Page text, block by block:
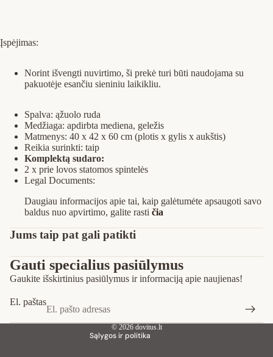
Įspėjimas:
Norint išvengti nuvirtimo, ši prekė turi būti naudojama su
pakuotėje esančiu sieniniu laikikliu.
Spalva: ąžuolo ruda
Medžiaga: apdirbta mediena, geležis
Matmenys: 40 x 42 x 60 cm (plotis x gylis x aukštis)
Reikia surinkti: taip
Komplektą sudaro:
2 x prie lovos statomos spintelės
Legal Documents:
Daugiau informacijos apie tai, kaip galėtumėte apsaugoti savo
baldus nuo apvirtimo, galite rasti čia
Jums taip pat gali patikti
Gauti specialius pasiūlymus
Gaukite išskirtinius pasiūlymus ir informaciją apie naujienas!
El. paštas
© 2026 dovitus.lt
Sąlygos ir politika
Privatumo strategija
Paslaugų teikimo sąlygos
Siuntimo politika
Teisinis pranešimas